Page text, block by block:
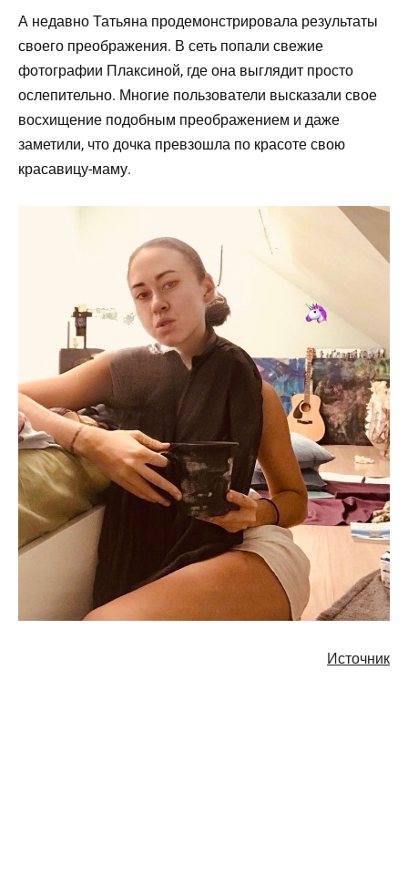
А недавно Татьяна продемонстрировала результаты
своего преображения. В сеть попали свежие
фотографии Плаксиной, где она выглядит просто
ослепительно. Многие пользователи высказали свое
восхищение подобным преображением и даже
заметили, что дочка превзошла по красоте свою
красавицу-маму.
Источник